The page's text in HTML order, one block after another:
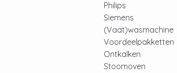
Philips
Siemens
(Vaat)wasmachine
Voordeelpakketten
Ontkalken
Stoomoven